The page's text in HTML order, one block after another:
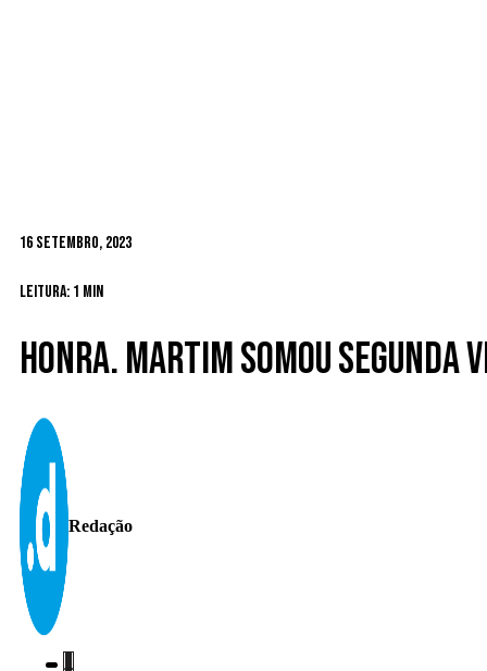
16 Setembro, 2023
Leitura: 1 min
Honra. Martim somou segunda
Redação